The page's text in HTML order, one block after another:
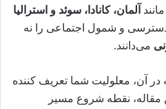
آلمان، کانادا، سوئد و استرالیا
و شمول اجتماعی را نه
می‌دانند.
در آن، معلولیت شما تعریف کننده
مقاله، نقطه شروع مسیر